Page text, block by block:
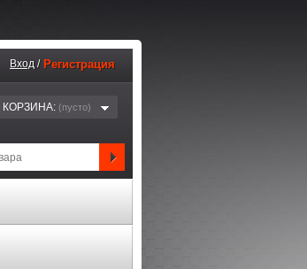
Вход / Регистрация
КОРЗИНА: (пустo)